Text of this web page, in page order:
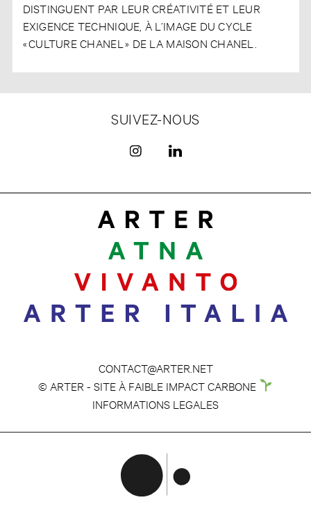
DISTINGUENT PAR LEUR CRÉATIVITÉ ET LEUR
EXIGENCE TECHNIQUE, À L’IMAGE DU CYCLE
« CULTURE CHANEL » DE LA MAISON CHANEL.
SUIVEZ-NOUS
CONTACT@ARTER.NET
© ARTER - SITE À FAIBLE IMPACT CARBONE
INFORMATIONS LEGALES